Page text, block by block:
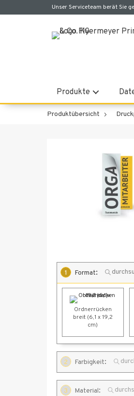
Unser Serviceteam berät Sie
Produkte
Produktübersicht
1 Format:
Ordnerrücken
breit (6,1 x 19,2
cm)
2 Farbigkeit:
3 Material: